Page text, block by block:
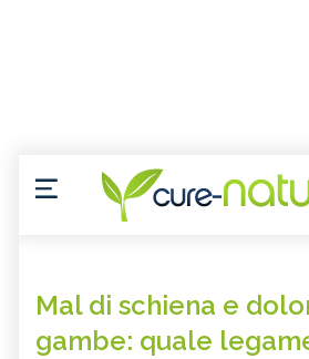
Mal di schiena e
gambe: quale